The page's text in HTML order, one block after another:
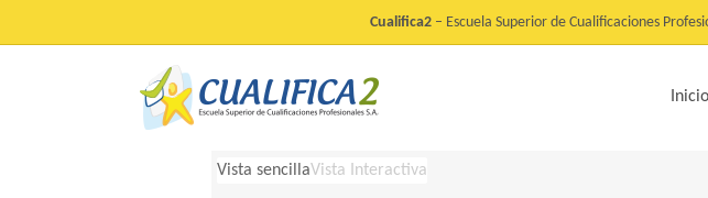
Cualifica2 – Escuela Superior de Cualificaciones
Inicio
Vista sencillaVista Interactiva